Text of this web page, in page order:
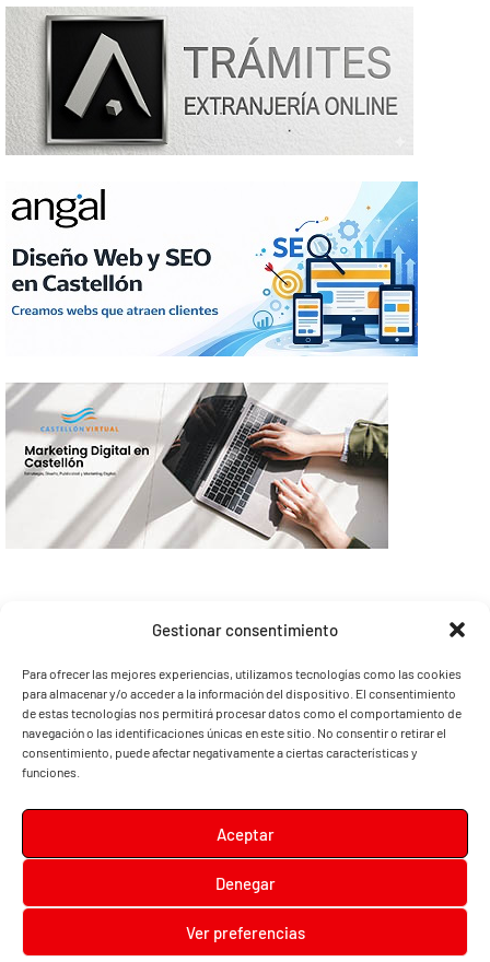
Gestionar consentimiento
Para ofrecer las mejores experiencias, utilizamos tecnologías como las cookies
para almacenar y/o acceder a la información del dispositivo. El consentimiento
de estas tecnologías nos permitirá procesar datos como el comportamiento de
navegación o las identificaciones únicas en este sitio. No consentir o retirar el
consentimiento, puede afectar negativamente a ciertas características y
funciones.
Aceptar
Denegar
Ver preferencias
Diari la Terreta
, un diario digital en el que podrás encontrar noticias de toda la